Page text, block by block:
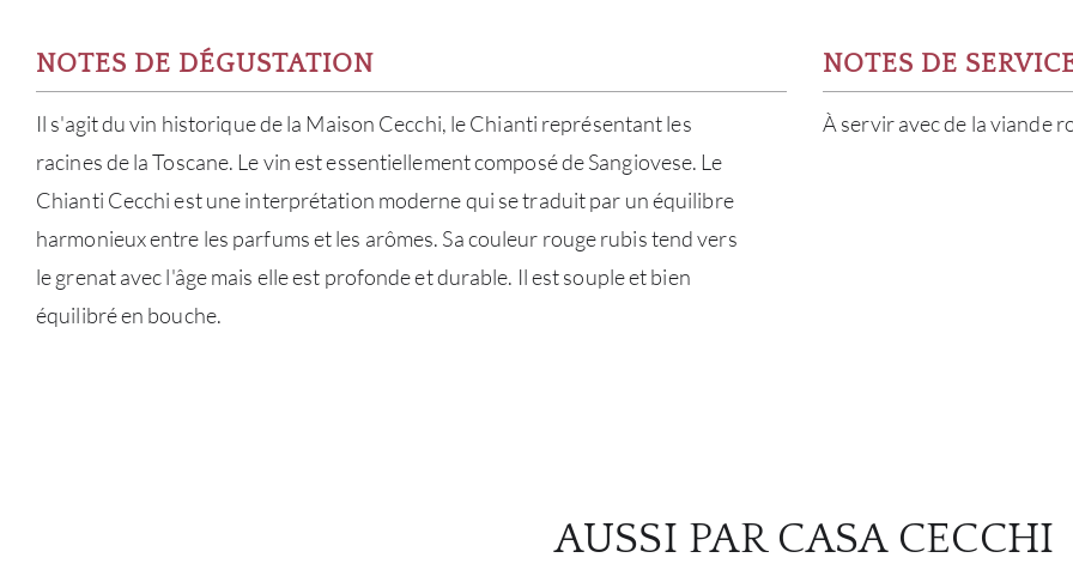
NOTES DE DÉGUSTATION
Il s'agit du vin historique de la Maison Cecchi, le Chianti représentant les
racines de la Toscane. Le vin est essentiellement composé de Sangiovese. Le
Chianti Cecchi est une interprétation moderne qui se traduit par un équilibre
harmonieux entre les parfums et les arômes. Sa couleur rouge rubis tend vers
le grenat avec l'âge mais elle est profonde et durable. Il est souple et bien
équilibré en bouche.
NOTES DE
À servir avec de la viande
AUSSI PAR CASA CECCHI